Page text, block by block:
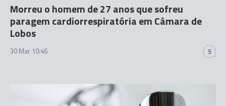
Morreu o homem de 27 anos que sofreu
paragem cardiorrespiratória em Câmara de
Lobos
30 Mar 10:46 5